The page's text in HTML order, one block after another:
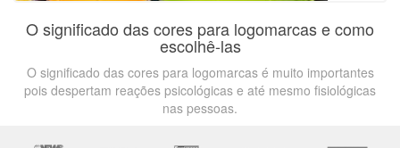
O significado das cores para logomarcas e como
escolhê-las
O significado das cores para logomarcas é muito importantes
pois despertam reações psicológicas e até mesmo fisiológicas
nas pessoas.